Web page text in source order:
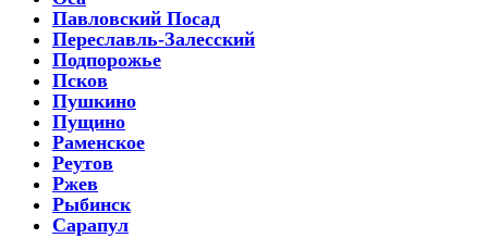
Павловский Посад
Переславль-Залесский
Подпорожье
Псков
Пушкино
Пущино
Раменское
Реутов
Ржев
Рыбинск
Сарапул